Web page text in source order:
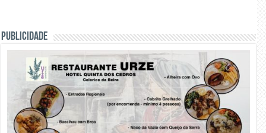
PUBLICIDADE